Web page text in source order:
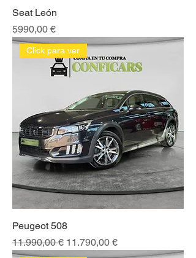
Seat León
Precio
5990,00 €
Click para ver
Peugeot 508
Precio
11.990,00 € Precio de oferta
11.790,00 €